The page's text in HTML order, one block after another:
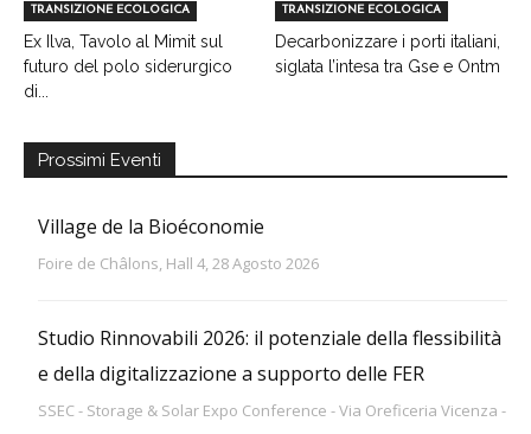
TRANSIZIONE ECOLOGICA
Ex Ilva, Tavolo al Mimit sul
futuro del polo siderurgico
di...
TRANSIZIONE ECOLOGICA
Decarbonizzare i porti italiani,
siglata l’intesa tra Gse e Ontm
Prossimi Eventi
Village de la Bioéconomie
Foire de Châlons, Hall 4, 28 Agosto 2026
Studio Rinnovabili 2026: il potenziale della flessibilità
e della digitalizzazione a supporto delle FER
SSEC - Storage & Solar Expo Conference - Via Oreficeria Vicenza -